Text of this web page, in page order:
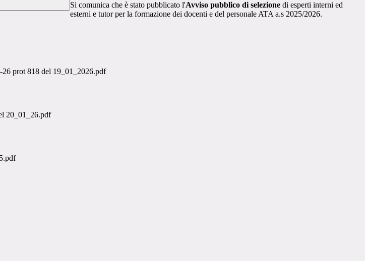
Si comunica che è stato pubblicato l'Avviso pubblico di selezione di esperti interni ed
esterni e tutor per la formazione dei docenti e del personale ATA a.s 2025/2026.
prot 818 del 19_01_2026.pdf
20_01_26.pdf